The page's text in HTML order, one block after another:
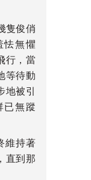
俊俏
怯無懼
行，當
等待動
地被引
已無蹤
持著
直到那